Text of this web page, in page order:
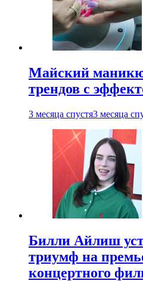
Майский
трендов с
3 месяца спустя3 месяца
Билли Айлиш
триумф на
концертного